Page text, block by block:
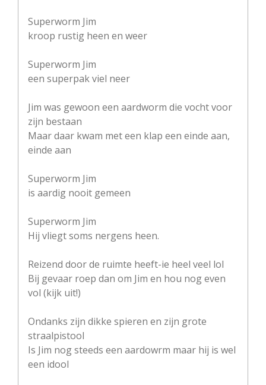
Superworm Jim
kroop rustig heen en weer
Superworm Jim
een superpak viel neer
Jim was gewoon een aardworm die vocht voor
zijn bestaan
Maar daar kwam met een klap een einde aan,
einde aan
Superworm Jim
is aardig nooit gemeen
Superworm Jim
Hij vliegt soms nergens heen.
Reizend door de ruimte heeft-ie heel veel lol
Bij gevaar roep dan om Jim en hou nog even
vol (kijk uit!)
Ondanks zijn dikke spieren en zijn grote
straalpistool
Is Jim nog steeds een aardowrm maar hij is wel
een idool